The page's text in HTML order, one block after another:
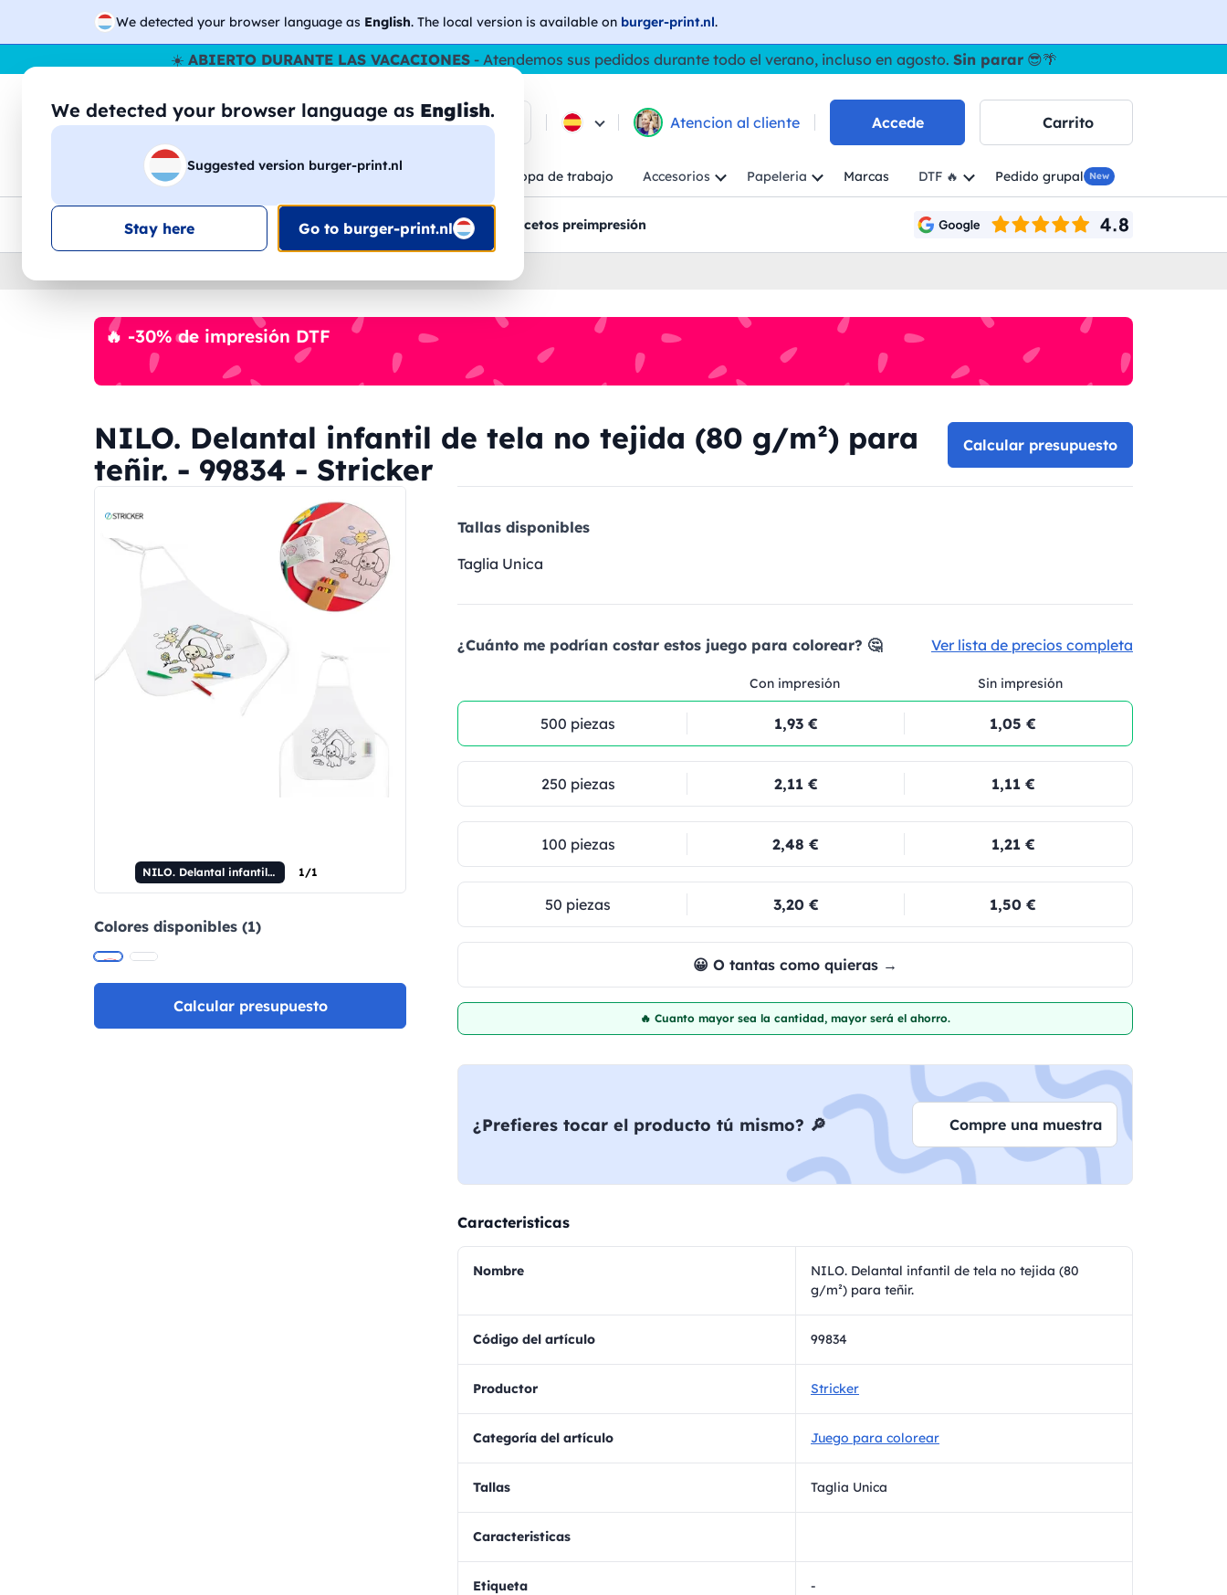
We detected your browser language as English. The local version is available on burger-print.nl.
We detected your browser language as English.
Suggested version burger-print.nl
Stay here Go to burger-print.nl
☀️ ABIERTO DURANTE LAS VACACIONES- Atendemos sus pedidos durante todo el verano, incluso en agosto. Sin parar😎🌴
🔎 Buscar entre los productos Atencion al cliente Accede Carrito
Camisetas Sudaderas Hombre Ropa de trabajo Accesorios Papeleria Marcas DTF 🔥 Pedido grupal New
Envio en toda la UE Descuento por volumenAtencion al cliente Bocetos preimpresión
🔥 -30% de impresión DTF
NILO. Delantal infantil de tela no tejida (80 g/m²) para
teñir. - 99834 - Stricker
Calcular presupuesto
NILO. Delantal infantil de tela no tejida (80 g/m²) para teñir. 1/1
Colores disponibles (1)
Calcular presupuesto
Tallas disponibles
Taglia Unica
¿Cuánto me podrían costar estos juego para colorear? 🤔 Ver lista de precios completa
Con impresión Sin impresión
500 piezas 1,93 € 1,05 €
250 piezas 2,11 € 1,11 €
100 piezas 2,48 € 1,21 €
50 piezas 3,20 € 1,50 €
😀 O tantas como quieras →
🔥 Cuanto mayor sea la cantidad, mayor será el ahorro.
¿Prefieres tocar el producto tú mismo? 🔎 Compre una muestra
Caracteristicas
Nombre
NILO. Delantal infantil de tela no tejida (80
g/m²) para teñir.
Código del artículo 99834
Productor Stricker
Categoría del artículo Juego para colorear
Tallas Taglia Unica
Caracteristicas
Etiqueta -